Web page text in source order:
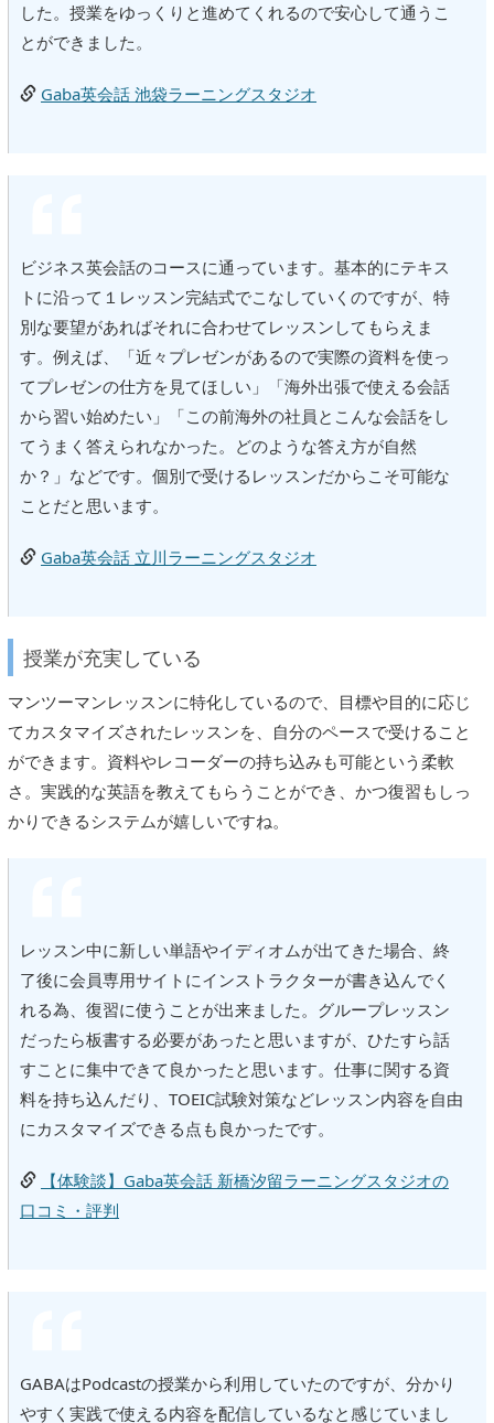
した。授業をゆっくりと進めてくれるので安心して通うこ
とができました。
Gaba英会話 池袋ラーニングスタジオ
ビジネス英会話のコースに通っています。基本的にテキス
トに沿って１レッスン完結式でこなしていくのですが、特
別な要望があればそれに合わせてレッスンしてもらえま
す。例えば、「近々プレゼンがあるので実際の資料を使っ
てプレゼンの仕方を見てほしい」「海外出張で使える会話
から習い始めたい」「この前海外の社員とこんな会話をし
てうまく答えられなかった。どのような答え方が自然
か？」などです。個別で受けるレッスンだからこそ可能な
ことだと思います。
Gaba英会話 立川ラーニングスタジオ
授業が充実している
マンツーマンレッスンに特化しているので、目標や目的に応じ
てカスタマイズされたレッスンを、自分のペースで受けること
ができます。資料やレコーダーの持ち込みも可能という柔軟
さ。実践的な英語を教えてもらうことができ、かつ復習もしっ
かりできるシステムが嬉しいですね。
レッスン中に新しい単語やイディオムが出てきた場合、終
了後に会員専用サイトにインストラクターが書き込んでく
れる為、復習に使うことが出来ました。グループレッスン
だったら板書する必要があったと思いますが、ひたすら話
すことに集中できて良かったと思います。仕事に関する資
料を持ち込んだり、TOEIC試験対策などレッスン内容を自由
にカスタマイズできる点も良かったです。
【体験談】Gaba英会話 新橋汐留ラーニングスタジオの
口コミ・評判
GABAはPodcastの授業から利用していたのですが、分かり
やすく実践で使える内容を配信しているなと感じていまし